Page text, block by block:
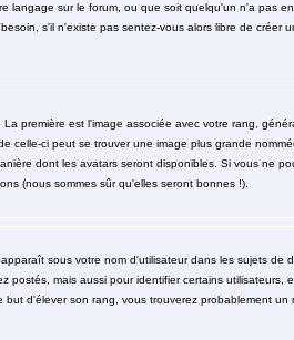
langage sur le forum, ou que soit quelqu'un n'a pas
s'il n'existe pas sentez-vous alors libre de créer
première est l'image associée avec votre rang,
celle-ci peut se trouver une image plus grande
dont les avatars seront disponibles. Si vous ne
(nous sommes sûr qu'elles seront bonnes !).
sous votre nom d'utilisateur dans les sujets de
mais aussi pour identifier certains utilisateurs,
d'élever son rang, vous trouverez probablement